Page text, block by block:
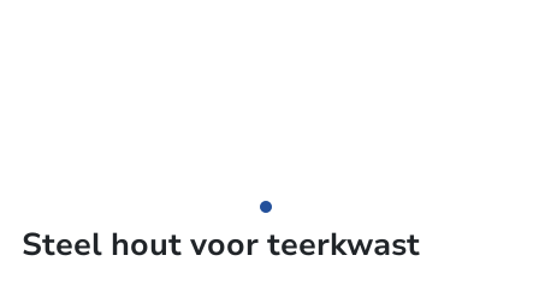
Steel hout voor teerkwast